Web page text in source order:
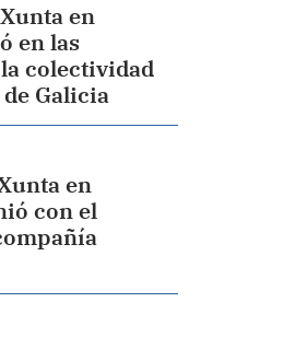
en
en las
colectividad
Galicia
en
con el